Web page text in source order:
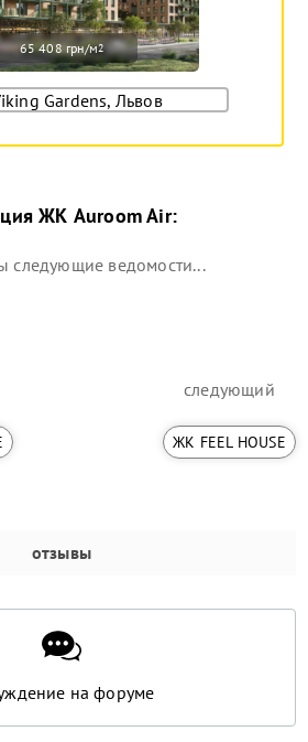
65 408 грн/м2
Gardens, Львов
ЖК Auroom Air:
следующие ведомости...
следующий
ЖК FEEL HOUSE
отзывы
на форуме